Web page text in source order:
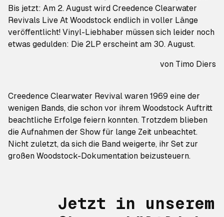
Bis jetzt: Am 2. August wird Creedence Clearwater
Revivals Live At Woodstock endlich in voller Länge
veröffentlicht! Vinyl-Liebhaber müssen sich leider noch
etwas gedulden: Die 2LP erscheint am 30. August.
von Timo Diers
Creedence Clearwater Revival waren 1969 eine der
wenigen Bands, die schon vor ihrem Woodstock Auftritt
beachtliche Erfolge feiern konnten. Trotzdem blieben
die Aufnahmen der Show für lange Zeit unbeachtet.
Nicht zuletzt, da sich die Band weigerte, ihr Set zur
großen Woodstock-Dokumentation beizusteuern.
Jetzt in unserem